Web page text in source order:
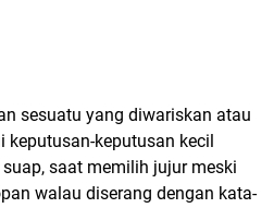
sesuatu yang diwariskan atau
keputusan kecil
saat memilih jujur meski
walau diserang dengan kata-